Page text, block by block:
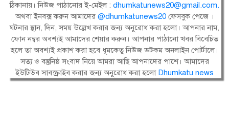
ঠিকানায়। নিউজ পাঠানোর ই-মেইল : dhumkatunews20@gmail.com.
অথবা ইনবক্স করুন আমাদের@dhumkatunews20 ফেসবুক পেজে ।
ঘটনার স্থান, দিন, সময় উল্লেখ করার জন্য অনুরোধ করা হলো। আপনার নাম,
ফোন নম্বর অবশ্যই আমাদের শেয়ার করুন। আপনার পাঠানো খবর বিবেচিত
হলে তা অবশ্যই প্রকাশ করা হবে ধূমকেতু নিউজ ডটকম অনলাইন পোর্টালে।
সত্য ও বস্তুনিষ্ঠ সংবাদ নিয়ে আমরা আছি আপনাদের পাশে। আমাদের
ইউটিউব সাবস্ক্রাইব করার জন্য অনুরোধ করা হলো Dhumkatu news